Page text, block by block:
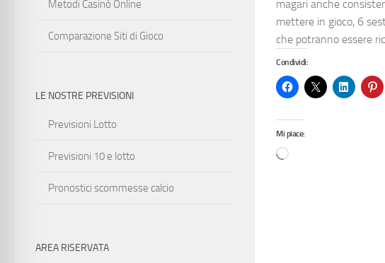
magari anche
mettere in gioco, 6
che potranno essere
Condividi:
Mi piace:
Metodi Casinò Online
Comparazione Siti di Gioco
LE NOSTRE PREVISIONI
Previsioni Lotto
Previsioni 10 e lotto
Pronostici scommesse calcio
AREA RISERVATA